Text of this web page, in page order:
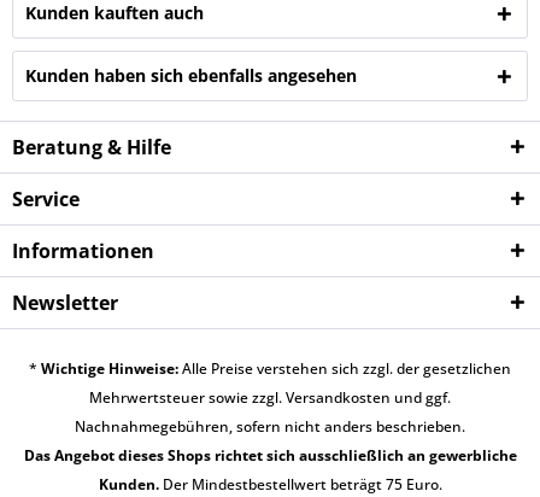
Kunden kauften auch
Kunden haben sich ebenfalls angesehen
Beratung & Hilfe
Service
Informationen
Newsletter
* Wichtige Hinweise:Alle Preise verstehen sich zzgl. der gesetzlichen
Mehrwertsteuer sowie zzgl.Versandkosten und ggf.
Nachnahmegebühren, sofern nicht anders beschrieben.
Das Angebot dieses Shops richtet sich ausschließlich an gewerbliche
Kunden.Der Mindestbestellwert beträgt 75 Euro.